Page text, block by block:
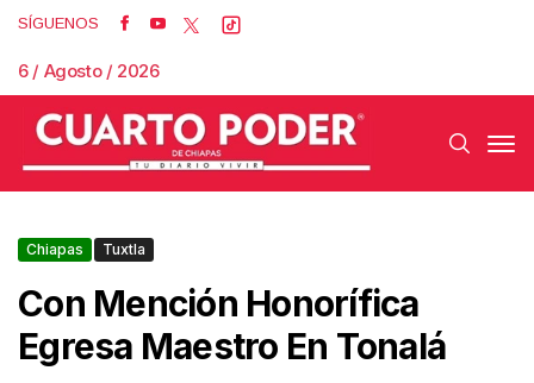
SÍGUENOS
6 / Agosto / 2026
Chiapas Tuxtla
Con Mención Honorífica
Egresa Maestro En Tonalá